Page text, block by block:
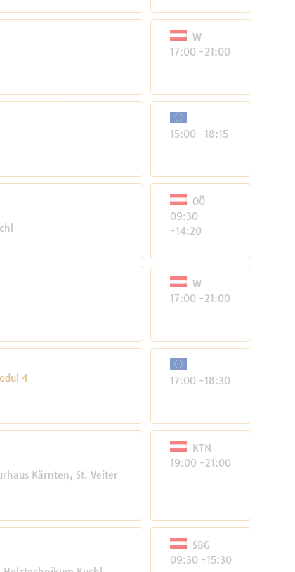
W
17:00 -21:00
15:00 -18:15
OÖ
09:30
-14:20
W
17:00 -21:00
4
17:00 -18:30
Kärnten, St. Veiter
KTN
19:00 -21:00
SBG
09:30 -15:30